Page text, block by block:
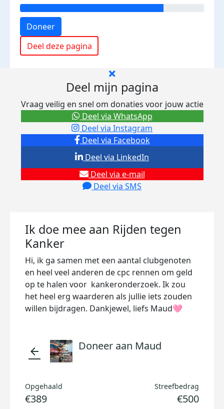
Doneer
Deel deze pagina
Deel mijn pagina
Vraag veilig en snel om donaties voor jouw actie
Deel via Facebook
Deel via Instagram
Deel via e-mail
Deel via SMS
Deel via LinkedIn
Deel via WhatsApp
Ik doe mee aan Rijden tegen
Kanker
Hi, ik ga samen met een aantal clubgenoten
en heel veel anderen de cpc rennen om geld
op te halen voor kankeronderzoek. Ik zou
het heel erg waarderen als jullie iets zouden
willen bijdragen. Dankjewel, liefs Maud🩷
arrow_back Doneer aan Maud
Opgehaald
€389
Streefbedrag
€500